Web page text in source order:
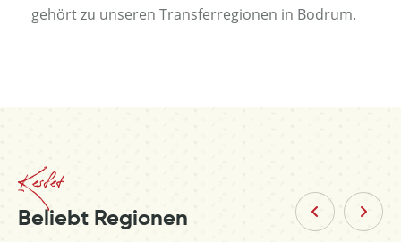
gehört zu unseren Transferregionen in Bodrum.
Kesfet
Beliebt Regionen